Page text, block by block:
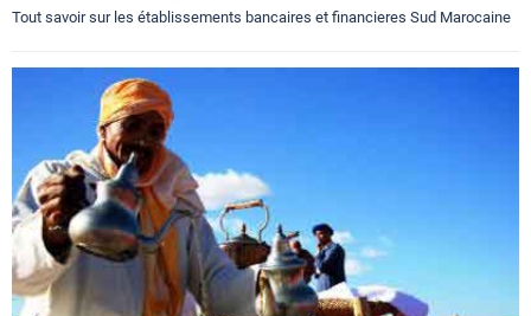
Tout savoir sur les établissements bancaires et financieres Sud Marocaine